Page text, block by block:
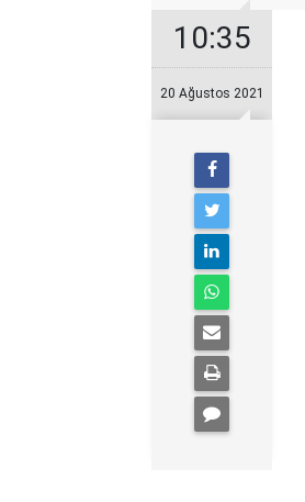
10:35
20 Ağustos 2021